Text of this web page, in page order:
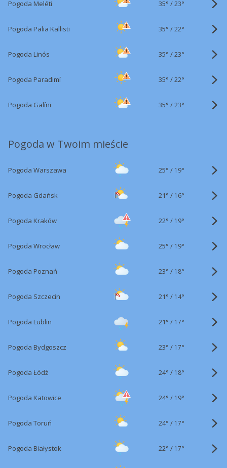
Pogoda Meléti 35° /23°
Pogoda Palia Kallisti 35° /22°
Pogoda Linós 35° /23°
Pogoda Paradimí 35° /22°
Pogoda Galíni 35° /23°
Pogoda w Twoim mieście
Pogoda Warszawa 25° / 19°
Pogoda Gdańsk 21° / 16°
Pogoda Kraków 22° / 19°
Pogoda Wrocław 25° / 19°
Pogoda Poznań 23° / 18°
Pogoda Szczecin 21° / 14°
Pogoda Lublin 21° / 17°
Pogoda Bydgoszcz 23° / 17°
Pogoda Łódź 24° / 18°
Pogoda Katowice 24° / 19°
Pogoda Toruń 24° / 17°
Pogoda Białystok 22° / 17°